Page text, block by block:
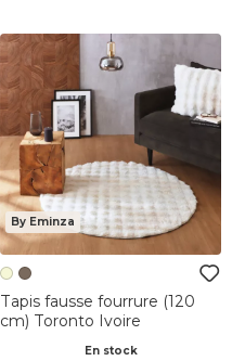
By Eminza
Tapis fausse fourrure (120
cm) Toronto Ivoire
En stock